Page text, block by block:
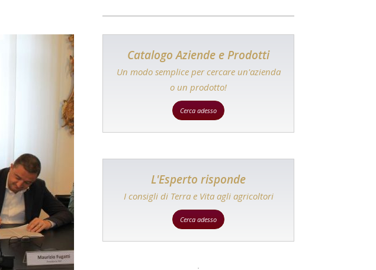
Catalogo Aziende e Prodotti
Un modo semplice per cercare un'azienda
o un prodotto!
Cerca adesso
L'Esperto risponde
I consigli di Terra e Vita agli agricoltori
Cerca adesso